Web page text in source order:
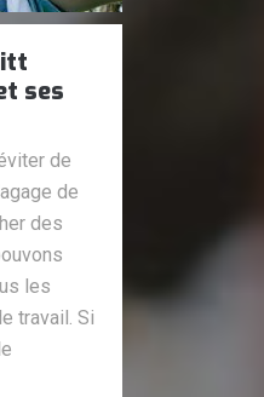
ses
de
de
des
les
travail. Si